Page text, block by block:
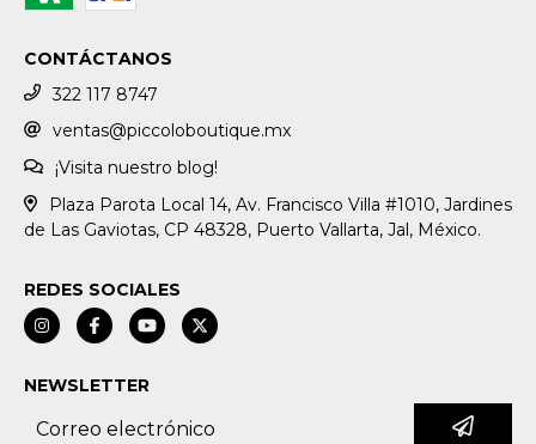
CONTÁCTANOS
322 117 8747
ventas@piccoloboutique.mx
¡Visita nuestro blog!
Plaza Parota Local 14, Av. Francisco Villa #1010, Jardines
de Las Gaviotas, CP 48328, Puerto Vallarta, Jal, México.
REDES SOCIALES
NEWSLETTER